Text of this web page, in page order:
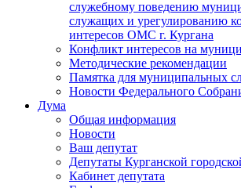
служебному поведению
служащих и урегулированию
интересов ОМС г. Кургана
Конфликт интересов на
Методические рекомендации
Памятка для муниципальных
Новости Федерального
Дума
Общая информация
Новости
Ваш депутат
Депутаты Курганской
Кабинет депутата